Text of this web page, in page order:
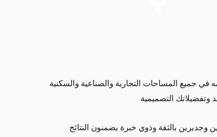
في جميع المساحات التجارية والصناعية والسكنية
التصميمية
بالثقة وذوي خبرة يضمنون النتائج